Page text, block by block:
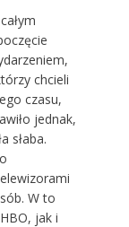
chcieli
czasu,
jednak,
słaba.
W to
jak i